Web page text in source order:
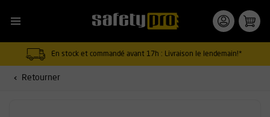
En stock et commandé avant 17h : Livraison le lendemain!*
Retourner